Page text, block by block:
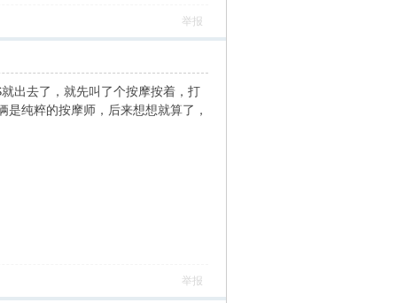
举报
出去了，就先叫了个按摩按着，打
纯粹的按摩师，后来想想就算了，
举报